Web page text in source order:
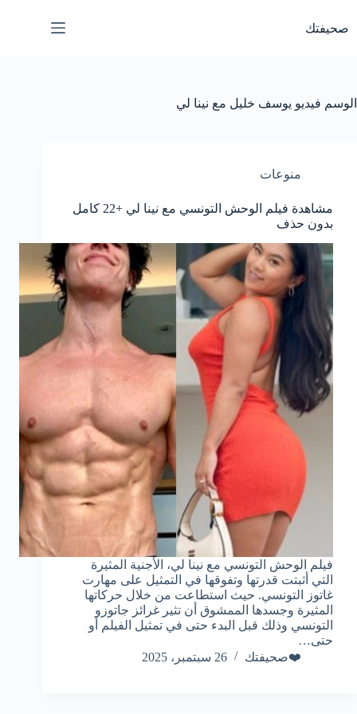
المحتوى
صحيفتك
الوسم فيديو يوسف خليل مع نينا لي
منوعات
مشاهدة فيلم الوحش التونسي مع نينا لي +22 كامل
بدون حذف
فيلم الوحش التونسي مع نينا لي، الأجنية المثيرة
التي أثبتت قدرتها وتفوقها في التمثيل على مهارت
غاتوز التونسي. حيث استطاعت من خلال حركاتها
المثيرة وجسدها الممشوق أن تثير غرائز جاتوزو
التونسي وذلك قبل البدء حتى في تمثيل الفيلم أو
حتى…
❤️صحيفتك
26 سبتمبر، 2025